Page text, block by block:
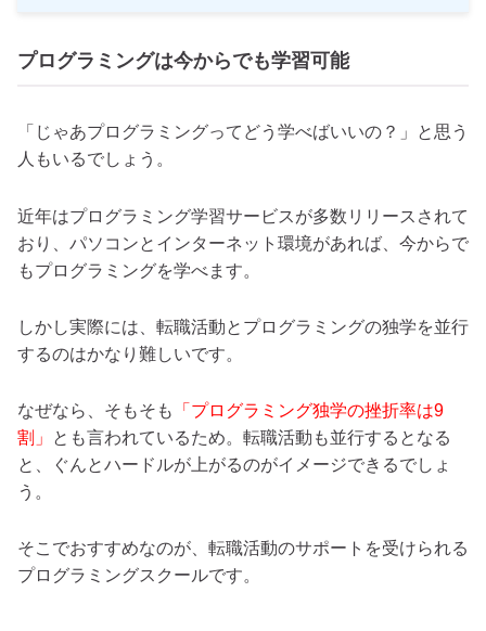
プログラミングは今からでも学習可能
「じゃあプログラミングってどう学べばいいの？」と思う
人もいるでしょう。
近年はプログラミング学習サービスが多数リリースされて
おり、パソコンとインターネット環境があれば、今からで
もプログラミングを学べます。
しかし実際には、転職活動とプログラミングの独学を並行
するのはかなり難しいです。
なぜなら、そもそも
「プログラミング独学の挫折率は9
割」
とも言われているため。転職活動も並行するとなる
と、ぐんとハードルが上がるのがイメージできるでしょ
う。
そこでおすすめなのが、転職活動のサポートを受けられる
プログラミングスクールです。